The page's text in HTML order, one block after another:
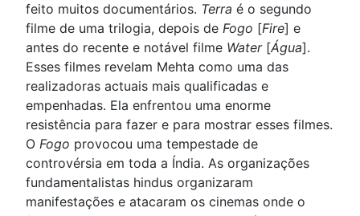
feito muitos documentários. Terra é o segundo
filme de uma trilogia, depois de Fogo [Fire] e
antes do recente e notável filme Water[Água].
Esses filmes revelam Mehta como uma das
realizadoras actuais mais qualificadas e
empenhadas. Ela enfrentou uma enorme
resistência para fazer e para mostrar esses filmes.
O Fogo provocou uma tempestade de
controvérsia em toda a Índia. As organizações
fundamentalistas hindus organizaram
manifestações e atacaram os cinemas onde o